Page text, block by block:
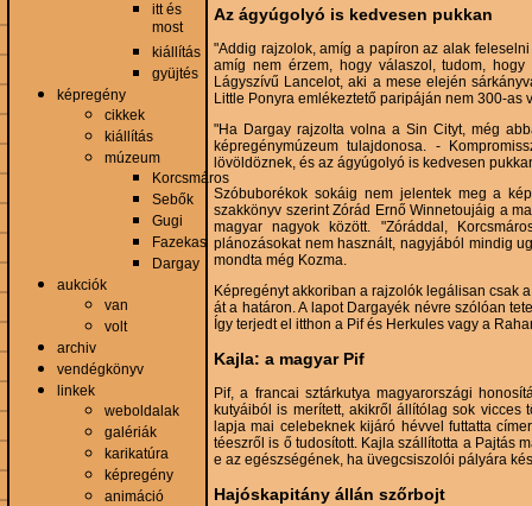
itt és
most
kiállítás
gyüjtés
képregény
cikkek
kiállítás
múzeum
Korcsmáros
Sebők
Gugi
Fazekas
Dargay
aukciók
van
volt
archiv
vendégkönyv
linkek
weboldalak
galériák
karikatúra
képregény
animáció
Az ágyúgolyó is kedvesen pukkan
"Addig rajzolok, amíg a papíron az alak
amíg nem érzem, hogy válaszol, tudom,
Lágyszívű Lancelot, aki a mese elején
Little Ponyra emlékeztető paripáján nem 300-as
"Ha Dargay rajzolta volna a Sin Cityt, még
képregénymúzeum tulajdonosa. -
lövöldöznek, és az ágyúgolyó is kedvesen
Szóbuborékok sokáig nem jelentek meg a
szakkönyv szerint Zórád Ernő Winnetoujáig a
magyar nagyok között. "Zóráddal,
plánozásokat nem használt, nagyjából mindig
mondta még Kozma.
Képregényt akkoriban a rajzolók legálisan csak
át a határon. A lapot Dargayék névre szólóan
Így terjedt el itthon a Pif és Herkules vagy a
Kajla: a magyar Pif
Pif, a francai sztárkutya magyarországi
kutyáiból is merített, akikről állítólag sok vicces
lapja mai celebeknek kijáró hévvel futtatta
téeszről is ő tudosított. Kajla szállította a Pajtás
e az egészségének, ha üvegcsiszolói pályára
Hajóskapitány állán szőrbojt